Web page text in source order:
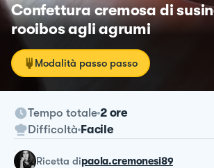
Confettura cremosa di
rooibos agli agrumi
Modalità passo passo
Tempo totale 2 ore
Difficoltà Facile
ricetta dipaola.cremonesi89